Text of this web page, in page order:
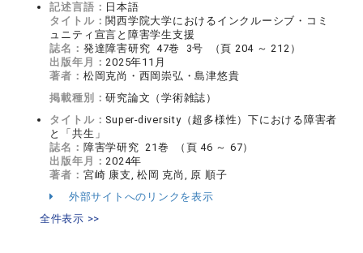
記述言語： 日本語
タイトル： 関西学院大学におけるインクルーシブ・コミ
ュニティ宣言と障害学生支援
誌名： 発達障害研究 47巻 3号 （頁 204 ～ 212）
出版年月：2025年11月
著者： 松岡克尚・西岡崇弘・島津悠貴
掲載種別：研究論文（学術雑誌）
タイトル： Super-diversity（超多様性）下における障害者
と「共生」
誌名： 障害学研究 21巻 （頁 46 ～ 67）
出版年月：2024年
著者： 宮崎 康支, 松岡 克尚, 原 順子
外部サイトへのリンクを表示
全件表示 >>